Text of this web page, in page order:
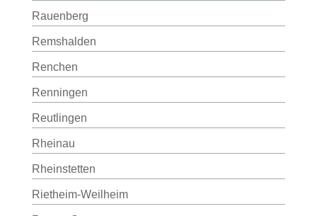
Rauenberg
Remshalden
Renchen
Renningen
Reutlingen
Rheinau
Rheinstetten
Rietheim-Weilheim